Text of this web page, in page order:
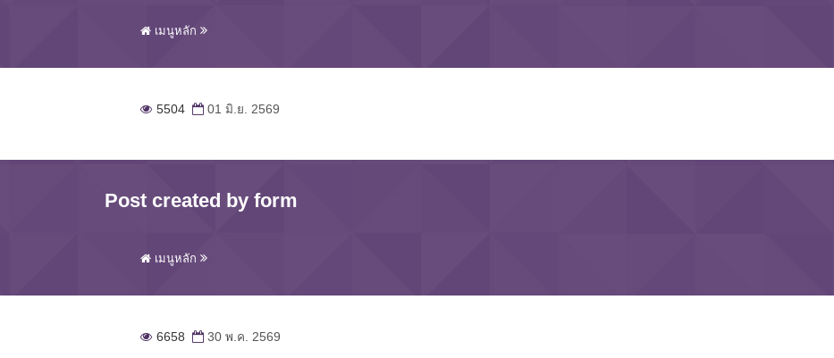
เมนูหลัก
5504 01 มิ.ย. 2569
Post created by form
เมนูหลัก
6658 30 พ.ค. 2569